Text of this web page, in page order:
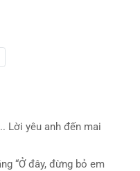
Lời yêu anh đến mai
“Ở đây, đừng bỏ em